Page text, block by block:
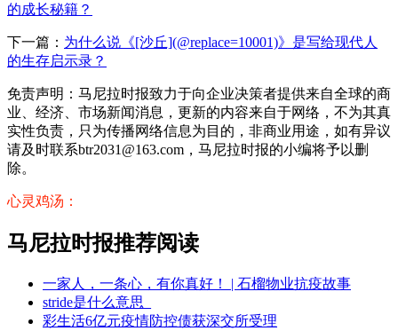
的成长秘籍？
下一篇： 为什么说《[沙丘](@replace=10001)》是写给现代人
的生存启示录？
免责声明：马尼拉时报致力于向企业决策者提供来自全球的商
业、经济、市场新闻消息，更新的内容来自于网络，不为其真
实性负责，只为传播网络信息为目的，非商业用途，如有异议
请及时联系btr2031@163.com，马尼拉时报的小编将予以删
除。
心灵鸡汤：
马尼拉时报推荐阅读
一家人，一条心，有你真好！ | 石榴物业抗疫故事
stride是什么意思_
彩生活6亿元疫情防控债获深交所受理